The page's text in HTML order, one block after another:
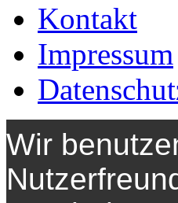
Kontakt
Impressum
Wir